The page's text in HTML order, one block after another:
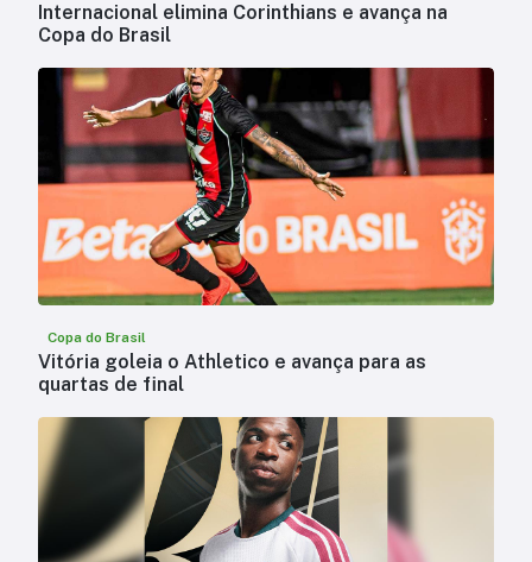
Internacional elimina Corinthians e avança na
Copa do Brasil
Copa do Brasil
Vitória goleia o Athletico e avança para as
quartas de final